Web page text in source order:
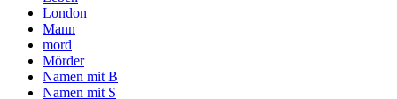
London
Mann
mord
Mörder
Namen mit B
Namen mit S